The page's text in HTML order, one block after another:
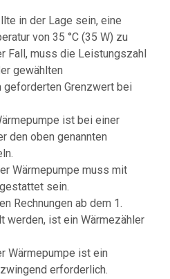
in der Lage sein, eine
von 35 °C (35 W) zu
Fall, muss die Leistungszahl
gewählten
geforderten Grenzwert bei
ist bei einer
den oben genannten
Wärmepumpe muss mit
sein.
Rechnungen ab dem 1.
werden, ist ein Wärmezähler
Wärmepumpe ist ein
erforderlich.